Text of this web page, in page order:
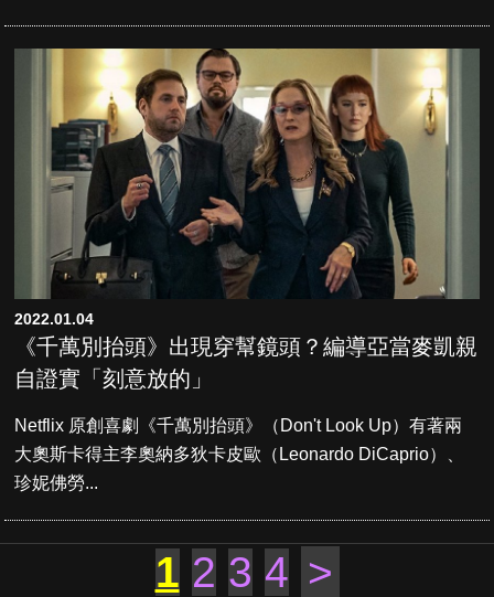
2022.01.04
《千萬別抬頭》出現穿幫鏡頭？編導亞當麥凱親
自證實「刻意放的」
Netflix 原創喜劇《千萬別抬頭》（Don't Look Up）有著兩
大奧斯卡得主李奧納多狄卡皮歐（Leonardo DiCaprio）、
珍妮佛勞...
1 2 3 4 >